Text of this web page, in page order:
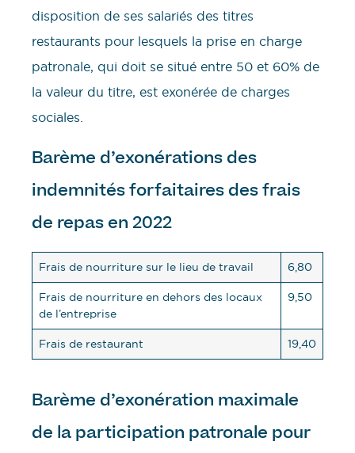
disposition de ses salariés des titres
restaurants pour lesquels la prise en charge
patronale, qui doit se situé entre 50 et 60% de
la valeur du titre, est exonérée de charges
sociales.
Barème d’exonérations des
indemnités forfaitaires des frais
de repas en 2022
Frais de nourriture sur le lieu de travail 6,80
Frais de nourriture en dehors des locaux
de l’entreprise
9,50
Frais de restaurant 19,40
Barème d’exonération maximale
de la participation patronale pour